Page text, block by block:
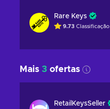
Rare Keys
9.73 Classificação
Mais 3 ofertas
RetailKeysSeller